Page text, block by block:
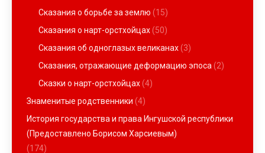
Сказания о борьбе за землю (15)
Сказания о нарт-орстхойцах(50)
Сказания об одноглазых великанах(3)
Сказания, отражающие деформацию эпоса (2)
Сказки о нарт-орстхойцах(4)
Знаменитые родственники (4)
История государства и права Ингушской республики
(Предоставлено Борисом Харсиевым)
(174)